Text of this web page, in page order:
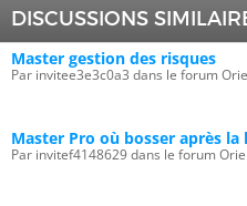
DISCUSSIONS
Master gestion des risques
Par invitee3e3c0a3 dans le forum
Master Pro où bosser après la
Par invitef4148629 dans le forum